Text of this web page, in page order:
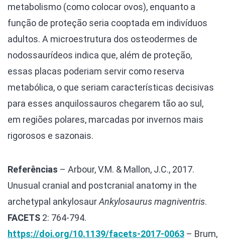
metabolismo (como colocar ovos), enquanto a
função de proteção seria cooptada em indivíduos
adultos. A microestrutura dos osteodermes de
nodossaurídeos indica que, além de proteção,
essas placas poderiam servir como reserva
metabólica, o que seriam características decisivas
para esses anquilossauros chegarem tão ao sul,
em regiões polares, marcadas por invernos mais
rigorosos e sazonais.
Referências – Arbour, V.M. & Mallon, J.C., 2017.
Unusual cranial and postcranial anatomy in the
archetypal ankylosaurAnkylosaurus magniventris.
FACETS 2: 764-794.
https://doi.org/10.1139/facets-2017-0063 – Brum,